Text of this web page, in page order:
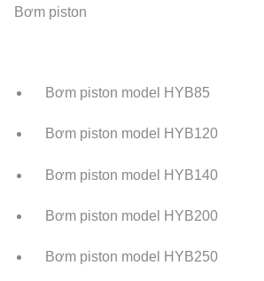
Bơm piston
Bơm piston model HYB85
Bơm piston model HYB120
Bơm piston model HYB140
Bơm piston model HYB200
Bơm piston model HYB250